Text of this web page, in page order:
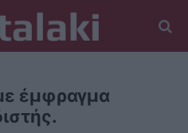
έμφραγμα